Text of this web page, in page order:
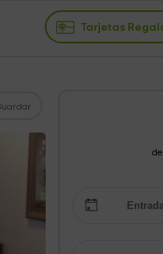
Tarjetas